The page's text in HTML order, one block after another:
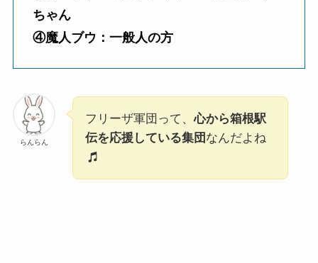
ちゃん
④魔人ブウ：一般人の方
らんらん
フリーザ軍団って、心から箱根駅
伝を応援している集団 なんだよね